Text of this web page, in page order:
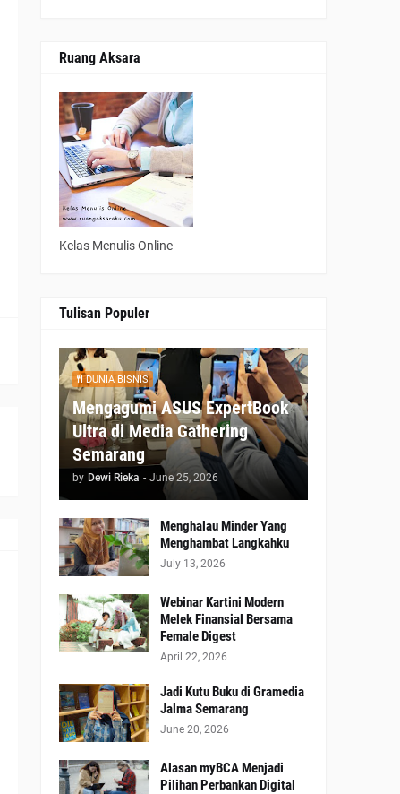
Ruang Aksara
Kelas Menulis Online
Tulisan Populer
DUNIA BISNIS
Mengagumi ASUS ExpertBook
Ultra di Media Gathering
Semarang
by Dewi Rieka - June 25, 2026
Menghalau Minder Yang
Menghambat Langkahku
July 13, 2026
Webinar Kartini Modern
Melek Finansial Bersama
Female Digest
April 22, 2026
Jadi Kutu Buku di Gramedia
Jalma Semarang
June 20, 2026
Alasan myBCA Menjadi
Pilihan Perbankan Digital